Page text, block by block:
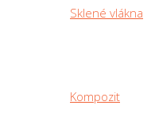
Sklené vlákna
Kompozit